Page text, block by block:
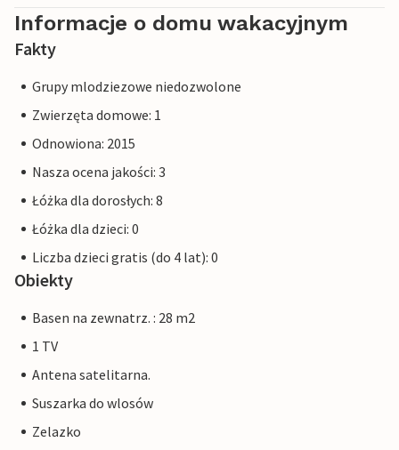
Informacje o domu wakacyjnym
Fakty
Grupy mlodziezowe niedozwolone
Zwierzęta domowe: 1
Odnowiona: 2015
Nasza ocena jakości: 3
Łóżka dla dorosłych: 8
Łóżka dla dzieci: 0
Liczba dzieci gratis (do 4 lat): 0
Obiekty
Basen na zewnatrz. : 28 m2
1 TV
Antena satelitarna.
Suszarka do wlosów
Zelazko